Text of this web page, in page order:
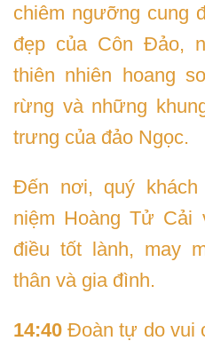
chiêm ngưỡng cung
đẹp của Côn Đảo,
thiên nhiên hoang
rừng và những
trưng của đảo Ngọc.
Đến nơi, quý
niệm Hoàng Tử Cải
điều tốt lành, may
thân và gia đình.
14:40 Đoàn tự do vui